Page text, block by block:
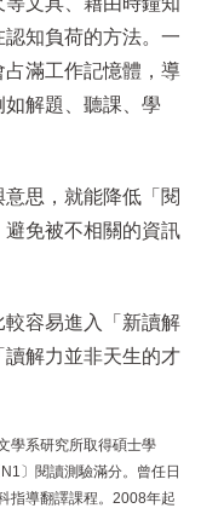
知負荷的方法。一
占滿工作記憶體，導
解題、聽課、學
思，就能降低「閱
免被不相關的資訊
容易進入「新讀解
解力並非天生的才
學系研究所取得碩士學
〕閱讀測驗滿分。曾任日
指導翻譯課程。2008年起